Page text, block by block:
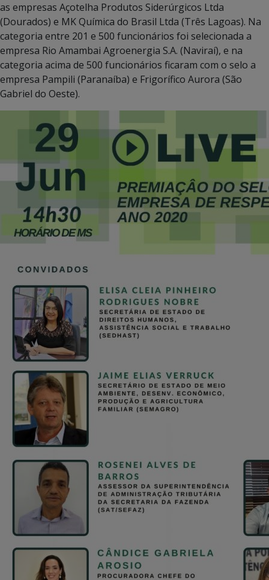
as empresas Açotelha Produtos Siderúrgicos Ltda
(Dourados) e MK Química do Brasil Ltda (Três Lagoas). Na
categoria entre 201 e 500 funcionários foi selecionada a
empresa Rio Amambai Agroenergia S.A. (Naviraí), e na
categoria acima de 500 funcionários ficaram com o selo a
empresa Pampili (Paranaíba) e Frigorífico Aurora (São
Gabriel do Oeste).